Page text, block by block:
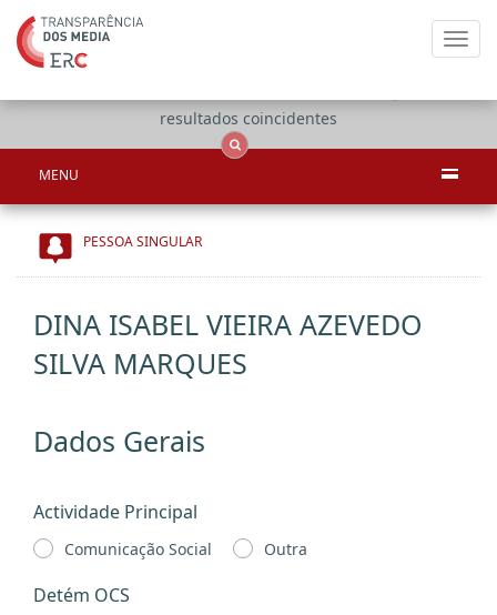
resultados coincidentes
MENU
PESSOA SINGULAR
DINA ISABEL VIEIRA AZEVEDO
SILVA MARQUES
Dados Gerais
Actividade Principal
Comunicação Social Outra
Detém OCS